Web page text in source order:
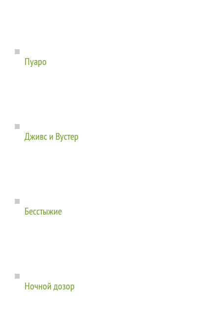
Пуаро
Дживс и Вустер
Бесстыжие
Ночной дозор